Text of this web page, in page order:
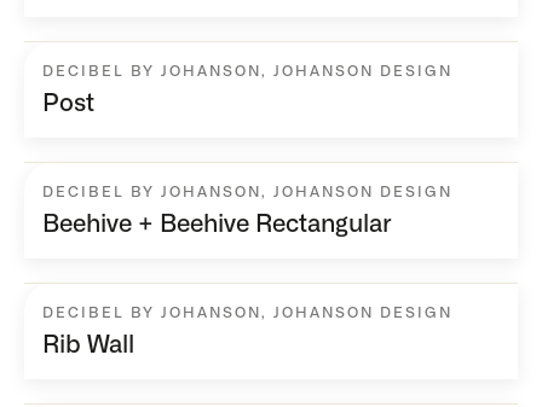
DECIBEL BY JOHANSON , JOHANSON DESIGN
Post
DECIBEL BY JOHANSON , JOHANSON DESIGN
Beehive + Beehive Rectangular
DECIBEL BY JOHANSON , JOHANSON DESIGN
Rib Wall